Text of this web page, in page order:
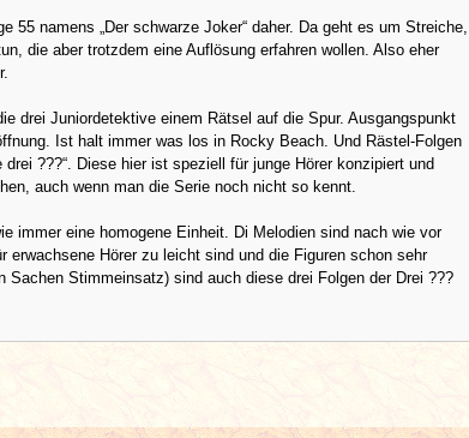
55 namens „Der schwarze Joker“ daher. Da geht es um Streiche,
die aber trotzdem eine Auflösung erfahren wollen. Also eher
drei Juniordetektive einem Rätsel auf die Spur. Ausgangspunkt
Ist halt immer was los in Rocky Beach. Und Rästel-Folgen
drei ???“. Diese hier ist speziell für junge Hörer konzipiert und
auch wenn man die Serie noch nicht so kennt.
immer eine homogene Einheit. Di Melodien sind nach wie vor
erwachsene Hörer zu leicht sind und die Figuren schon sehr
Stimmeinsatz) sind auch diese drei Folgen der Drei ???